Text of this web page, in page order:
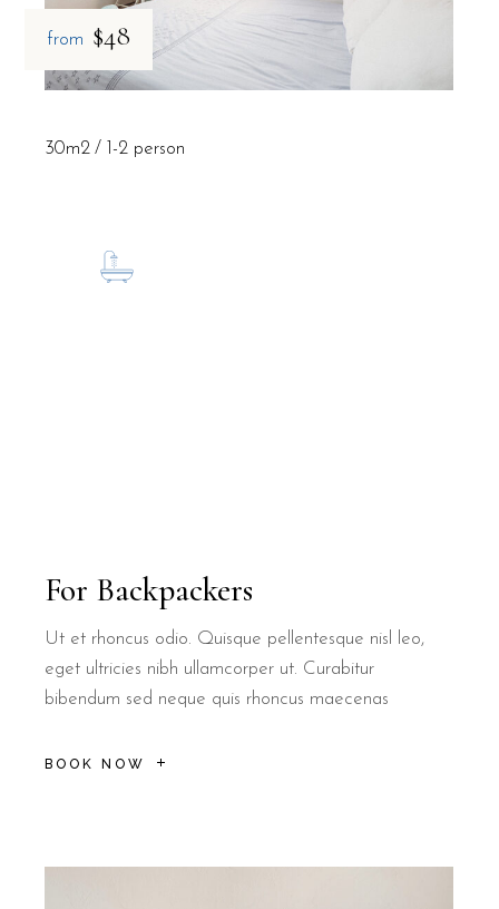
from $48
For Backpackers
Ut et rhoncus odio. Quisque pellentesque nisl leo,
eget ultricies nibh ullamcorper ut. Curabitur
bibendum sed neque quis rhoncus maecenas
BOOK NOW
30m2 1-2 person